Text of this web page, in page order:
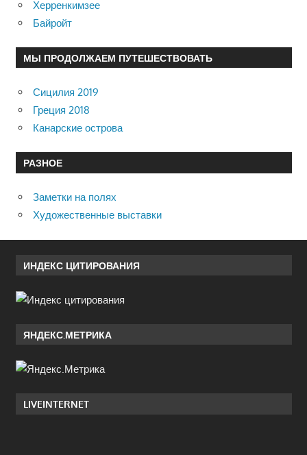
Херренкимзее
Байройт
МЫ ПРОДОЛЖАЕМ ПУТЕШЕСТВОВАТЬ
Сицилия 2019
Греция 2018
Канарские острова
РАЗНОЕ
Заметки на полях
Художественные выставки
ИНДЕКС ЦИТИРОВАНИЯ
ЯНДЕКС.МЕТРИКА
LIVEINTERNET